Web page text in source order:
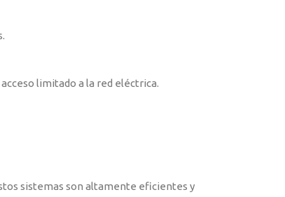
limitado a la red eléctrica.
sistemas son altamente eficientes y